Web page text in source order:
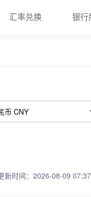
汇率兑换 银行
新时间：2026-08-09